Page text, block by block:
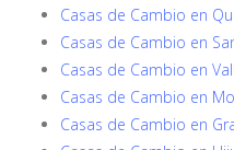
Casas de Cambio en
Casas de Cambio en
Casas de Cambio en
Casas de Cambio en
Casas de Cambio en